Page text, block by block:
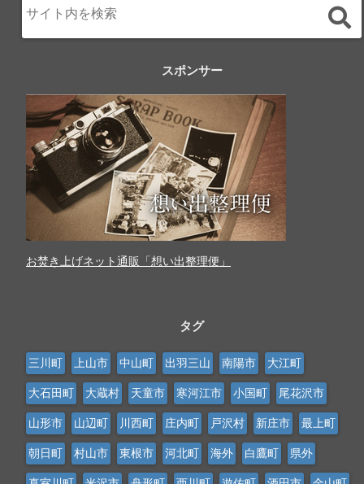
スポンサー
お焚き上げネット通販「想い出整理便」
タグ
三川町 上山市 中山町 出羽三山 南陽市 大江町
大石田町 大蔵村 天童市 寒河江市 小国町 尾花沢市
山形市 山辺町 川西町 庄内町 戸沢村 新庄市 最上町
朝日町 村山市 東根市 河北町 海外 白鷹町 県外